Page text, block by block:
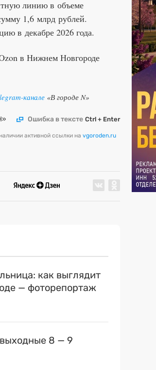
линию в объеме
1,6 млрд рублей.
в декабре 2026 года.
в Нижнем Новгороде
канале «В городе N»
Ошибка в тексте Ctrl + Enter
активной ссылки на vgoroden.ru
как выглядит
— фоторепортаж
8 — 9